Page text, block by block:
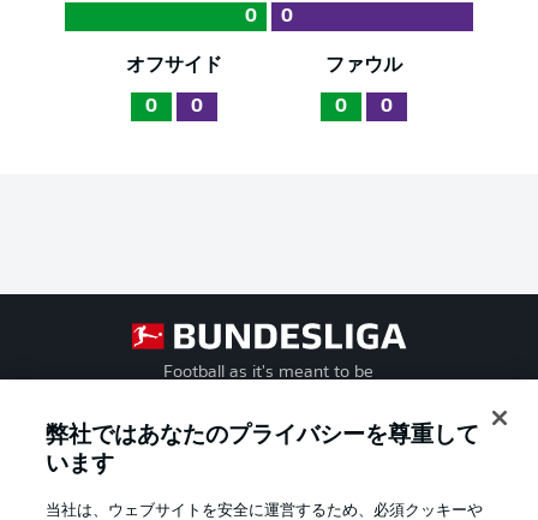
0 0
オフサイド
0 0
ファウル
0 0
Football as it's meant to be
弊社ではあなたのプライバシーを尊重して
います
当社は、ウェブサイトを安全に運営するため、必須クッキーや